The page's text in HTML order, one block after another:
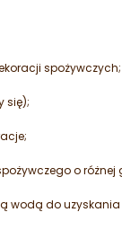
spożywczych;
się);
o różnej
wodą do